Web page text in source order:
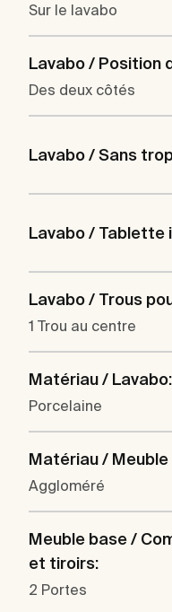
Sur le lavabo
Lavabo / Position
Des deux côtés
Lavabo / Sans
Lavabo / Tablette
Lavabo / Trous
1 Trou au centre
Matériau / Lavabo:
Porcelaine
Matériau / Meuble
Aggloméré
Meuble base /
et tiroirs:
2 Portes